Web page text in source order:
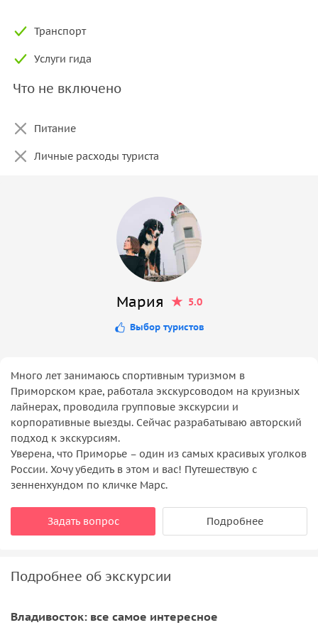
Транспорт
Услуги гида
Что не включено
Питание
Личные расходы туриста
Мария 5.0
Выбор туристов
Много лет занимаюсь спортивным туризмом в
Приморском крае, работала экскурсоводом на круизных
лайнерах, проводила групповые экскурсии и
корпоративные выезды. Сейчас разрабатываю авторский
подход к экскурсиям.
Уверена, что Приморье – один из самых красивых уголков
России. Хочу убедить в этом и вас! Путешествую с
зенненхундом по кличке Марс.
Задать вопрос Подробнее
Подробнее об экскурсии
Владивосток: все самое интересное